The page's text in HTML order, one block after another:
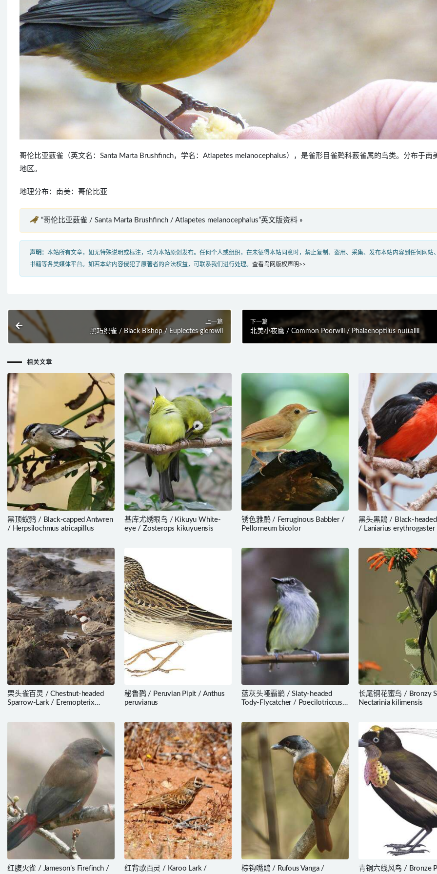
哥伦比亚薮雀（英文名：Santa Marta Brushfinch，学名：Atlapetes melanocephalus），是雀形目雀鹀科薮雀属的鸟类。分布于南
地区。
地理分布：南美：哥伦比亚
“哥伦比亚薮雀 / Santa Marta Brushfinch / Atlapetes melanocephalus”英文版资料 »
声明： 本站所有文章，如无特殊说明或标注，均为本站原创发布。任何个人或组织，在未征得本站同意时，禁止复制、盗用、采集、发布本站内容到任何网站
书籍等各类媒体平台。如若本站内容侵犯了原著者的合法权益，可联系我们进行处理。 查看鸟网版权声明>>
上一篇
黑巧织雀 / Black Bishop / Euplectes gierowii
下一篇
北美小夜鹰 / Common Poorwill / Phalaenoptilus nuttallii
相关文章
黑顶蚁鹩 / Black-capped Antwren
/ Herpsilochmus atricapillus
基库尤绣眼鸟 / Kikuyu White-
eye / Zosterops kikuyuensis
锈色雅鹛 / Ferruginous Babbler /
Pellorneum bicolor
黑头黑鵙 / Black-
/ Laniarius erythrogaster
栗头雀百灵 / Chestnut-headed
Sparrow-Lark / Eremopterix
秘鲁鹨 / Peruvian Pipit / Anthus
peruvianus
蓝灰头哑霸鹟 / Slaty-headed
Tody-Flycatcher / Poecilotriccus
长尾铜花蜜鸟 / Bronzy
Nectarinia kilimensis
红腹火雀 / Jameson’s Firefinch /
红背歌百灵 / Karoo Lark /
棕钩嘴鵙 / Rufous Vanga /
青铜六线风鸟 / Bronze